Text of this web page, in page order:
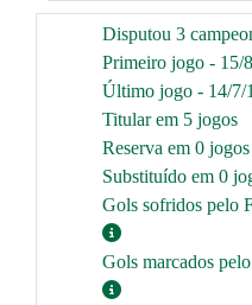
Disputou 3
Primeiro jogo - 15/
Último jogo - 14/7/
Titular em 5 jogos
Reserva em 0 jogos
Substituído em 0
Gols sofridos pelo
Gols marcados